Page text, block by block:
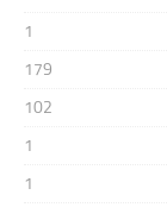
1
179
102
1
1